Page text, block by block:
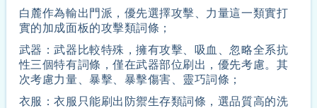
白麓作為輸出門派，優先選擇攻擊、力量這一類實打
實的加成面板的攻擊類詞條；
武器：武器比較特殊，擁有攻擊、吸血、忽略全系抗
性三個特有詞條，僅在武器部位刷出，優先考慮。其
次考慮力量、暴擊、暴擊傷害、靈巧詞條；
衣服：衣服只能刷出防禦生存類詞條，選品質高的洗